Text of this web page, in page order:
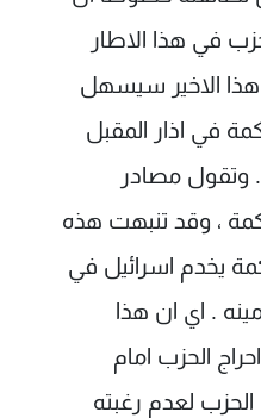
في هذا الاطار
الاخير سيسهل
في اذار المقبل
. وتقول مصادر
، وقد تنبهت هذه
يخدم اسرائيل في
. اي ان هذا
الحزب امام
لعدم رغبته